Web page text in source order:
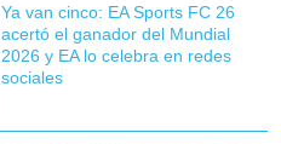
Ya van cinco: EA Sports FC 26
acertó el ganador del Mundial
2026 y EA lo celebra en redes
sociales